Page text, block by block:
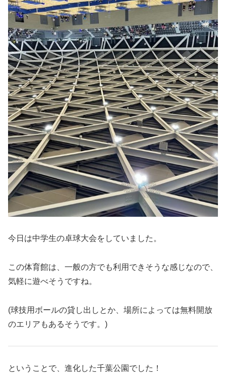
今日は中学生の卓球大会をしていました。
この体育館は、一般の方でも利用できそうな感じなので、
気軽に遊べそうですね。
(球技用ボールの貸し出しとか、場所によっては無料開放
のエリアもあるそうです。)
ということで、進化した千葉公園でした！